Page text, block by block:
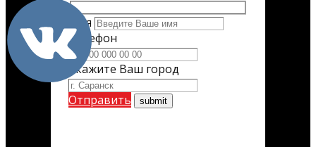
Имя
Телефон
Укажите Ваш город
Отправить